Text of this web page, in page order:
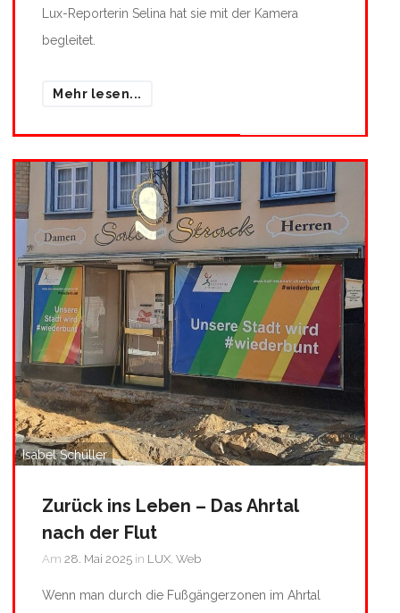
Lux-Reporterin Selina hat sie mit der Kamera
begleitet.
Mehr lesen...
Isabel Schüller
Zurück ins Leben – Das Ahrtal
nach der Flut
Am 28. Mai 2025 in LUX, Web
Wenn man durch die Fußgängerzonen im Ahrtal